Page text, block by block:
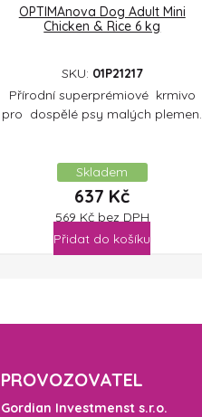
OPTIMAnova Dog Adult Mini
Chicken & Rice 6 kg
SKU: 01P21217
Přírodní superprémiové krmivo
pro dospělé psy malých plemen.
Skladem
637 Kč
569 Kč bez DPH
Přidat do košíku
PROVOZOVATEL
Gordian Investmenst s.r.o.